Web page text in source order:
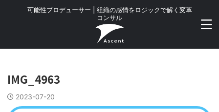
可能性プロデューサー | 組織の感情をロジックで解く変革
コンサル
IMG_4963
2023-07-20